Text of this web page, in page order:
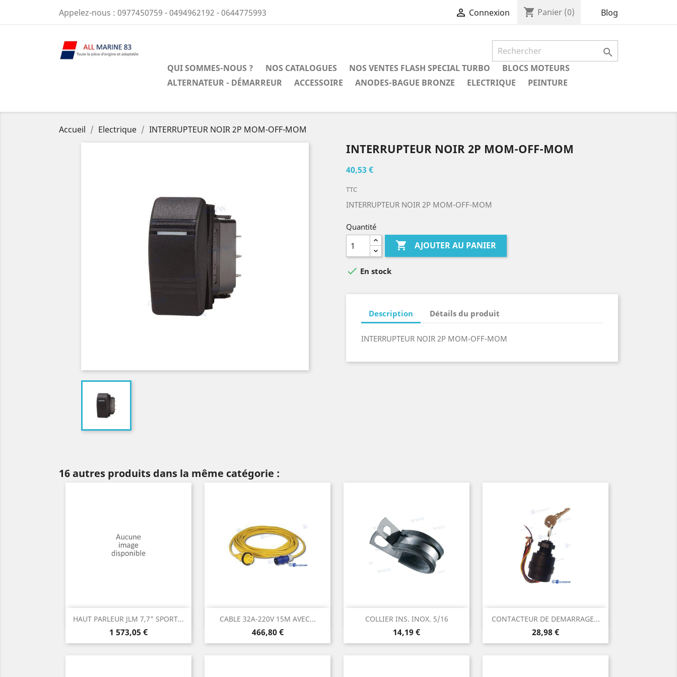
Appelez-nous : 0977450759 - 0494962192 - 0644775993  Connexion shopping_cart Panier (0) Blog

QUI SOMMES-NOUS ? NOS CATALOGUES NOS VENTES FLASH SPECIAL TURBO
BLOCS MOTEURS
ALTERNATEUR - DÉMARREUR
ACCESSOIRE ANODES-BAGUE BRONZE ELECTRIQUE PEINTURE
Accueil Electrique INTERRUPTEUR NOIR 2P MOM-OFF-MOM
INTERRUPTEUR NOIR 2P MOM-OFF-MOM
40,53 €
TTC
INTERRUPTEUR NOIR 2P MOM-OFF-MOM
Quantité
 AJOUTER AU PANIER
 En stock
Description Détails du produit
INTERRUPTEUR NOIR 2P MOM-OFF-MOM
16 autres produits dans la même catégorie :
HAUT PARLEUR JLM 7,7" SPORT...
Prix
1 573,05 €
Aperçu rapide CABLE 32A-220V 15M AVEC...
Prix
466,80 €
Aperçu rapide COLLIER INS. INOX. 5/16
Prix
14,19 €
Aperçu rapide CONTACTEUR DE DEMARRAGE...
Prix
28,98 €
Aperçu rapide